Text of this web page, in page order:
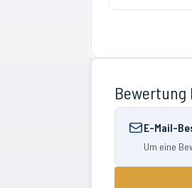
Bewertung
E-Mail-
Um eine